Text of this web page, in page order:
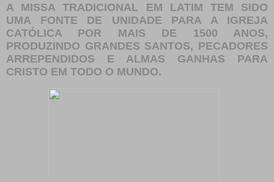
A MISSA TRADICIONAL EM LATIM TEM SIDO
UMA FONTE DE UNIDADE PARA A IGREJA
CATÓLICA POR MAIS DE 1500 ANOS,
PRODUZINDO GRANDES SANTOS, PECADORES
ARREPENDIDOS E ALMAS GANHAS PARA
CRISTO EM TODO O MUNDO.